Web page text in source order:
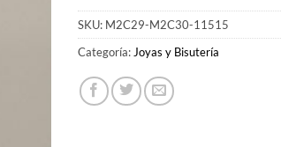
SKU: M2C29-M2C30-11515
Categoría: Joyas y Bisutería